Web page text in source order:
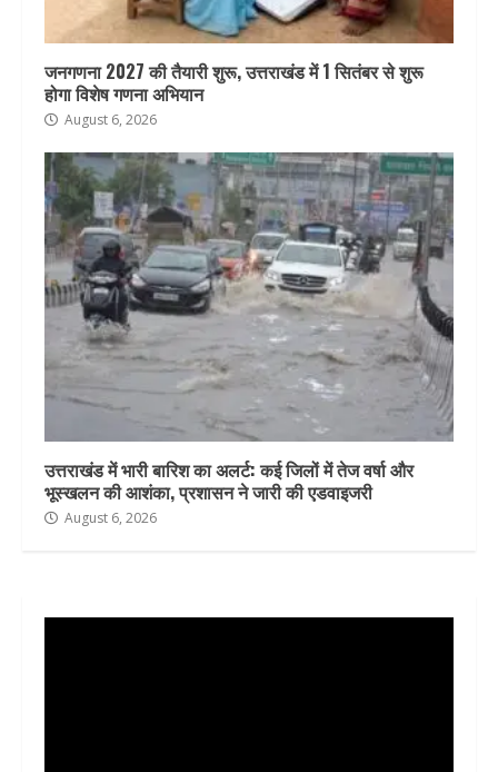
जनगणना 2027 की तैयारी शुरू, उत्तराखंड में 1 सितंबर से शुरू
होगा विशेष गणना अभियान
August 6, 2026
उत्तराखंड में भारी बारिश का अलर्ट: कई जिलों में तेज वर्षा और
भूस्खलन की आशंका, प्रशासन ने जारी की एडवाइजरी
August 6, 2026